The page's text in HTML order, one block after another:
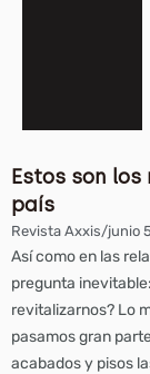
Estos son
país
Revista Axxis/junio
Así como en las
pregunta
revitalizarnos? Lo
pasamos gran
acabados y pisos